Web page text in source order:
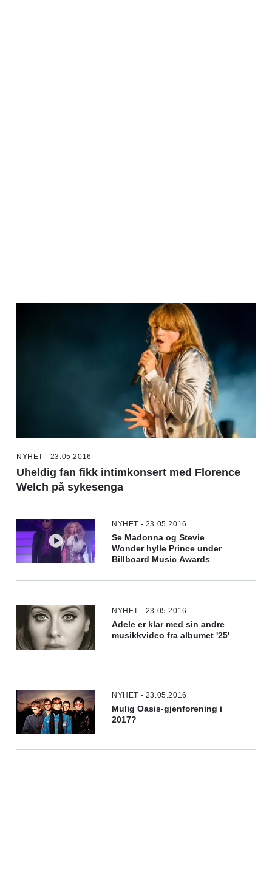
NYHET - 23.05.2016
Uheldig fan fikk intimkonsert med Florence
Welch på sykesenga
NYHET - 23.05.2016
Se Madonna og Stevie
Wonder hylle Prince under
Billboard Music Awards
NYHET - 23.05.2016
Adele er klar med sin andre
musikkvideo fra albumet '25'
NYHET - 23.05.2016
Mulig Oasis-gjenforening i
2017?